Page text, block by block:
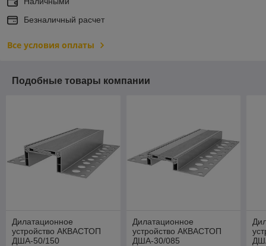
Безналичный расчет
Все условия оплаты
Подобные товары компании
Дилатационное
устройство АКВАСТОП
ДША-50/150
Дилатационное
устройство АКВАСТОП
ДША-30/085